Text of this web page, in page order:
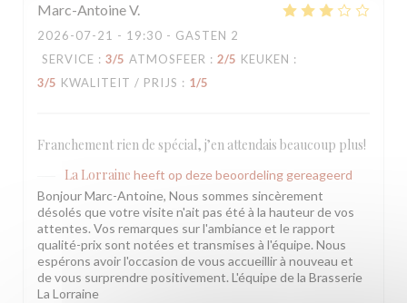
Marc-AntoineV
2026-07-21 - 19:30 - GASTEN 2
SERVICE : 3/5 ATMOSFEER : 2/5 KEUKEN :
3/5 KWALITEIT / PRIJS : 1/5
Franchement rien de spécial, j’en attendais beaucoup plus!
La Lorraine heeft op deze beoordeling gereageerd
Bonjour Marc-Antoine, Nous sommes sincèrement
désolés que votre visite n'ait pas été à la hauteur de vos
attentes. Vos remarques sur l'ambiance et le rapport
qualité-prix sont notées et transmises à l'équipe. Nous
espérons avoir l'occasion de vous accueillir à nouveau et
de vous surprendre positivement. L'équipe de la Brasserie
La Lorraine